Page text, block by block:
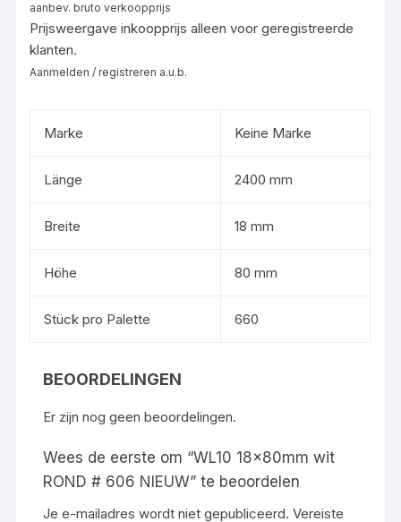
aanbev. bruto verkoopprijs
Prijsweergave inkoopprijs alleen voor geregistreerde
klanten.
Aanmelden / registreren a.u.b.
Marke Keine Marke
Länge 2400 mm
Breite 18 mm
Höhe 80 mm
Stück pro Palette 660
BEOORDELINGEN
Er zijn nog geen beoordelingen.
Wees de eerste om “WL10 18x80mm wit
ROND # 606 NIEUW” te beoordelen
Je e-mailadres wordt niet gepubliceerd. Vereiste